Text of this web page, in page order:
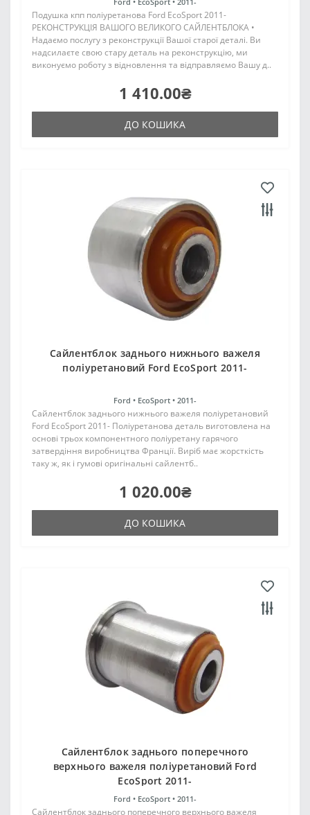
Подушка кпп поліуретанова Ford EcoSport 2011-
РЕКОНСТРУКЦІЯ ВАШОГО ВЕЛИКОГО САЙЛЕНТБЛОКА •
Надаємо послугу з реконструкції Вашої старої деталі. Ви
надсилаєте свою стару деталь на реконструкцію, ми
виконуємо роботу з відновлення та відправляємо Вашу д..
1 410.00₴
ДО КОШИКА
Сайлентблок заднього нижнього важеля
поліуретановий Ford EcoSport 2011-
Ford • EcoSport • 2011-
Сайлентблок заднього нижнього важеля поліуретановий
Ford EcoSport 2011- Поліуретанова деталь виготовлена на
основі трьох компонентного поліуретану гарячого
затвердіння виробництва Франції. Виріб має жорсткість
таку ж, як і гумові оригінальні сайлентб..
1 020.00₴
ДО КОШИКА
Сайлентблок заднього поперечного
верхнього важеля поліуретановий Ford
EcoSport 2011-
Ford • EcoSport • 2011-
Сайлентблок заднього поперечного верхнього важеля